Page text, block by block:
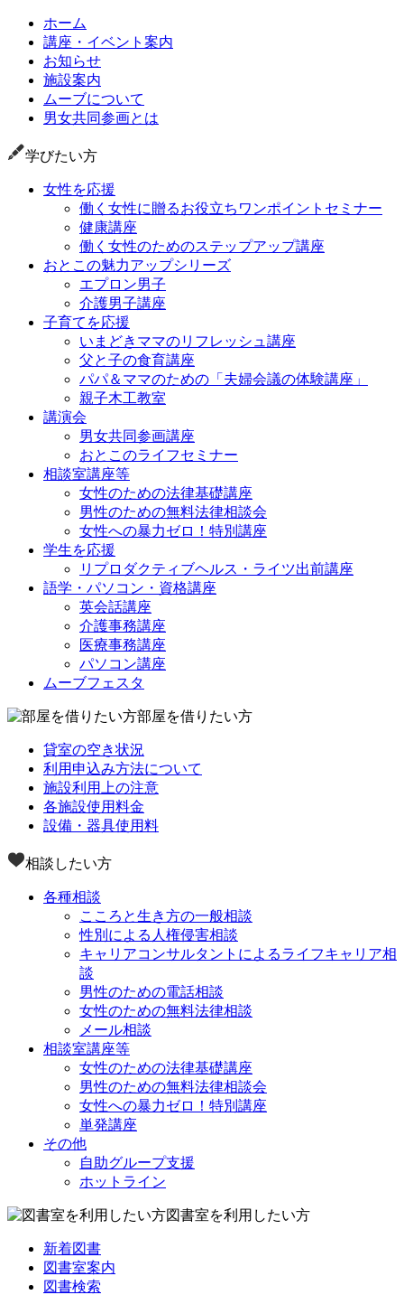
ホーム
講座・イベント案内
お知らせ
施設案内
ムーブについて
男女共同参画とは
学びたい方
女性を応援
働く女性に贈るお役立ちワンポイントセミナー
健康講座
働く女性のためのステップアップ講座
おとこの魅力アップシリーズ
エプロン男子
介護男子講座
子育てを応援
いまどきママのリフレッシュ講座
父と子の食育講座
パパ＆ママのための「夫婦会議の体験講座」
親子木工教室
講演会
男女共同参画講座
おとこのライフセミナー
相談室講座等
女性のための法律基礎講座
男性のための無料法律相談会
女性への暴力ゼロ！特別講座
学生を応援
リプロダクティブヘルス・ライツ出前講座
語学・パソコン・資格講座
英会話講座
介護事務講座
医療事務講座
パソコン講座
ムーブフェスタ
部屋を借りたい方
貸室の空き状況
利用申込み方法について
施設利用上の注意
各施設使用料金
設備・器具使用料
相談したい方
各種相談
こころと生き方の一般相談
性別による人権侵害相談
キャリアコンサルタントによるライフキャリア相
談
男性のための電話相談
女性のための無料法律相談
メール相談
相談室講座等
女性のための法律基礎講座
男性のための無料法律相談会
女性への暴力ゼロ！特別講座
単発講座
その他
自助グループ支援
ホットライン
図書室を利用したい方
新着図書
図書室案内
図書検索